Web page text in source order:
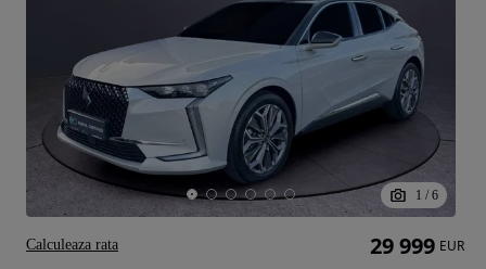
1 / 6
29 999 EUR
Calculeaza rata